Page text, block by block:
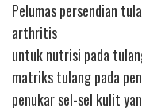
Pelumas persendian
arthritis
untuk nutrisi pada
matriks tulang pada
penukar sel-sel kulit